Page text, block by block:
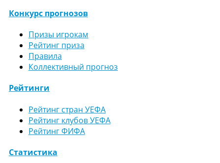
Конкурс прогнозов
Призы игрокам
Рейтинг приза
Правила
Коллективный прогноз
Рейтинги
Рейтинг стран УЕФА
Рейтинг клубов УЕФА
Рейтинг ФИФА
Статистика